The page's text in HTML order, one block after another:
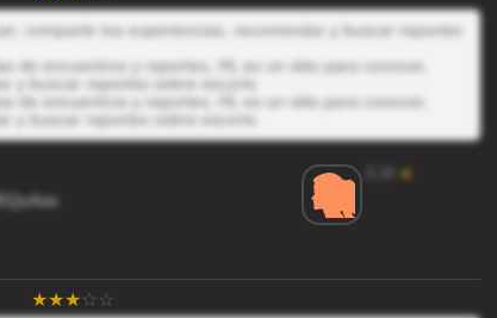
compartir tus experiencias, recomendar y buscar reportes
de encuentros y reportes, HL es un sitio para conocer,
y buscar reportes sobre escorts
de encuentros y reportes, HL es un sitio para conocer,
y buscar reportes sobre escorts
★